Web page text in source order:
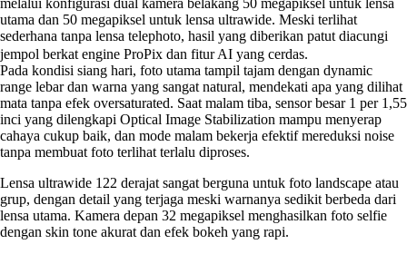
melalui konfigurasi dual kamera belakang 50 megapiksel untuk lensa
utama dan 50 megapiksel untuk lensa ultrawide. Meski terlihat
sederhana tanpa lensa telephoto, hasil yang diberikan patut diacungi
jempol berkat engine ProPix dan fitur AI yang cerdas.
Pada kondisi siang hari, foto utama tampil tajam dengan dynamic
range lebar dan warna yang sangat natural, mendekati apa yang dilihat
mata tanpa efek oversaturated. Saat malam tiba, sensor besar 1 per 1,55
inci yang dilengkapi Optical Image Stabilization mampu menyerap
cahaya cukup baik, dan mode malam bekerja efektif mereduksi noise
tanpa membuat foto terlihat terlalu diproses.
Lensa ultrawide 122 derajat sangat berguna untuk foto landscape atau
grup, dengan detail yang terjaga meski warnanya sedikit berbeda dari
lensa utama. Kamera depan 32 megapiksel menghasilkan foto selfie
dengan skin tone akurat dan efek bokeh yang rapi.